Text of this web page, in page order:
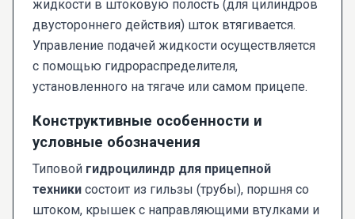
жидкости в штоковую полость (для цилиндров
двустороннего действия) шток втягивается.
Управление подачей жидкости осуществляется
с помощью гидрораспределителя,
установленного на тягаче или самом прицепе.
Конструктивные особенности и
условные обозначения
Типовой гидроцилиндр для прицепной
техники состоит из гильзы (трубы), поршня со
штоком, крышек с направляющими втулками и